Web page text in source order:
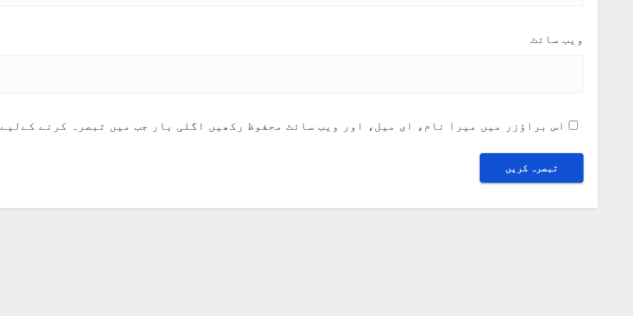
ویب‌ سائٹ
اس براؤزر میں میرا نام، ای میل، اور ویب سائٹ محفوظ رکھیں اگلی بار جب میں تبصرہ کرنے کےلیے۔